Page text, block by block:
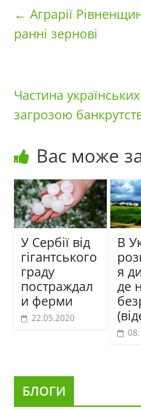
← Аграрії
ранні зернові
Частина
загрозою
Вас може
У Сербії від
гігантського
граду
постраждал
и ферми
22.05.2020
В
я
де
БЛОГИ